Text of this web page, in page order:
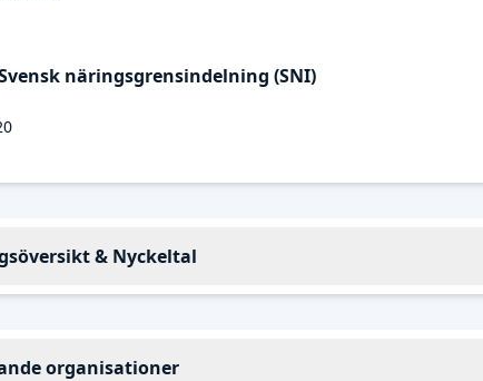
näringsgrensindelning (SNI)
& Nyckeltal
organisationer